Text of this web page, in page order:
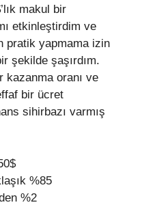
makul bir
etkinleştirdim ve
pratik yapmama izin
şekilde şaşırdım.
kazanma oranı ve
bir ücret
sihirbazı varmış
%85
%2